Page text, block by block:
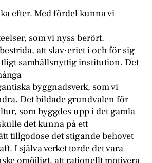
efter. Med fördel kunna vi
som vi nyss berört.
att slav·eriet i och för sig
samhällsnyttig institution. Det
byggnadsverk, som vi
Det bildade grundvalen för
som byggdes upp i det gamla
det kunna på ett
tillgodose det stigande behovet
I själva verket torde det vara